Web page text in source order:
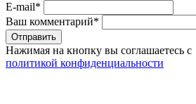
E-mail*
Ваш комментарий*
Отправить
Нажимая на кнопку вы соглашаетесь с
политикой конфиденциальности